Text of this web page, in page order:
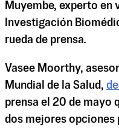
Muyembe, experto
Investigación
rueda de prensa.
Vasee Moorthy,
Mundial de la Salud,
prensa el 20 de mayo
dos mejores opciones